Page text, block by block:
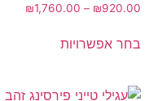
₪920.00
–
₪1,760.00
בחר אפשרויות